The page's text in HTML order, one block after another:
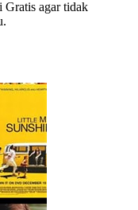
Gratis agar tidak